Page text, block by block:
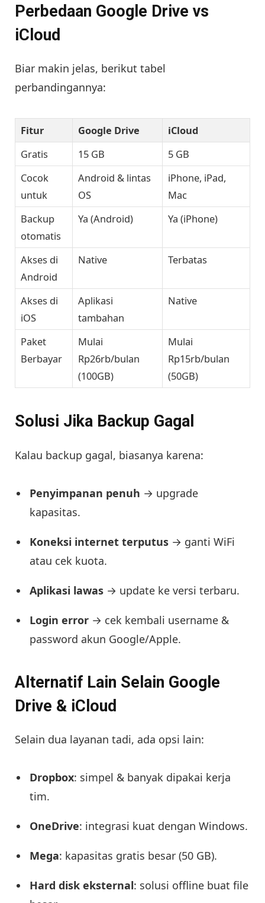
Perbedaan Google Drive vs
iCloud
Biar makin jelas, berikut tabel
perbandingannya:
Fitur Google Drive
iCloud
Gratis
15 GB
5 GB
Cocok
untuk
Android & lintas
OS
iPhone, iPad,
Mac
Backup
otomatis
Ya (Android) Ya (iPhone)
Akses di
Android
Native Terbatas
Akses di
iOS
Aplikasi
tambahan
Native
Paket
Berbayar
Mulai
Rp26rb/bulan
(100GB)
Mulai
Rp15rb/bulan
(50GB)
Solusi Jika Backup Gagal
Kalau backup gagal, biasanya karena:
Penyimpanan penuh → upgrade
kapasitas.
Koneksi internet terputus → ganti WiFi
atau cek kuota.
Aplikasi lawas → update ke versi terbaru.
Login error → cek kembali username &
password akun Google/Apple.
Alternatif Lain Selain Google
Drive & iCloud
Selain dua layanan tadi, ada opsi lain:
Dropbox: simpel & banyak dipakai kerja
tim.
OneDrive: integrasi kuat dengan Windows.
Mega: kapasitas gratis besar (50 GB).
Hard disk eksternal: solusi offline buat file